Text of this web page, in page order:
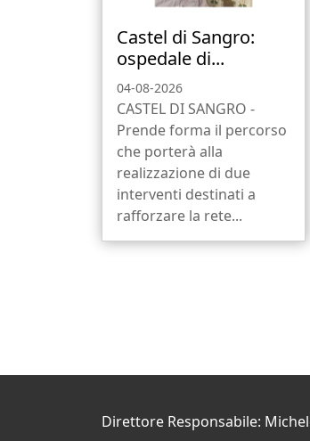
Castel di Sangro:
ospedale di...
04-08-2026
CASTEL DI SANGRO -
Prende forma il percorso
che porterà alla
realizzazione di due
interventi destinati a
rafforzare la rete...
Direttore Responsabile: